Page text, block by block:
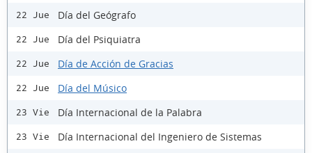
22 Jue Día del Geógrafo
22 Jue Día del Psiquiatra
22 Jue Día de Acción de Gracias
22 Jue Día del Músico
23 Vie Día Internacional de la Palabra
23 Vie Día Internacional del Ingeniero de Sistemas